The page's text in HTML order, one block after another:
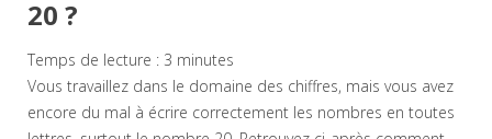
20 ?
Temps de lecture : 3 minutes
Vous travaillez dans le domaine des chiffres, mais vous avez
encore du mal à écrire correctement les nombres en toutes